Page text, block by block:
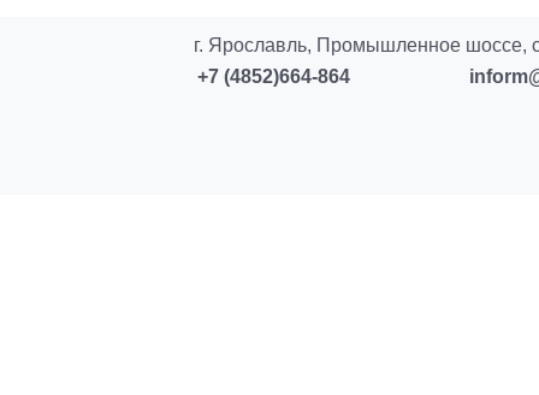
г. Ярославль, Промышленное шоссе,
+7 (4852)664-864